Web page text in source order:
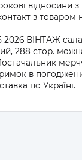
відносини
з товаром
ВІНТАЖ
288 стор.
в
по Україні.